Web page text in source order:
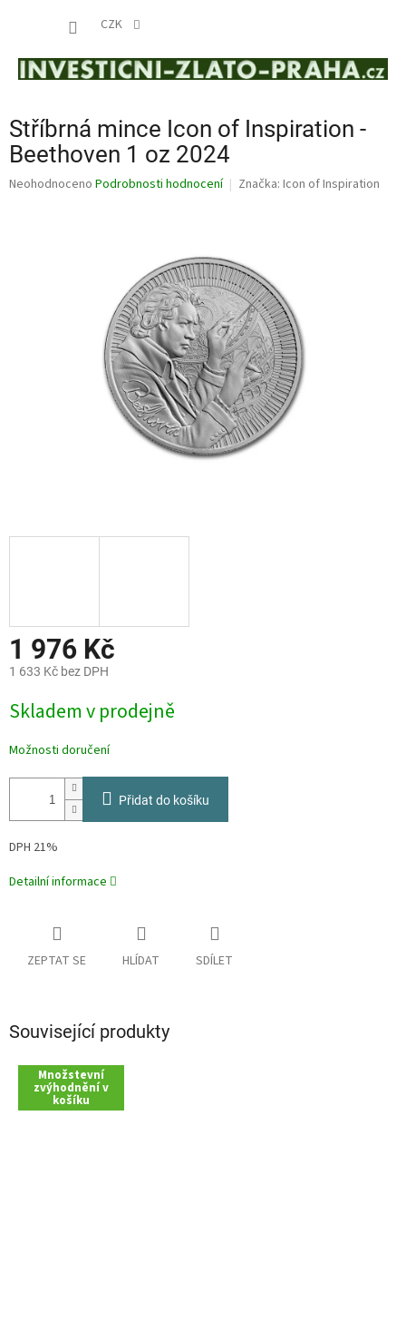
CZK
Stříbrná mince Icon of Inspiration -
Beethoven 1 oz 2024
Průměrné
Neohodnoceno Podrobnosti hodnocení Značka: Icon of Inspiration
1 976 Kč
1 633 Kč bez DPH
cena:
Skladem v prodejně
Možnosti doručení
Přidat do košíku
DPH 21%
Detailní informace
ZEPTAT SE HLÍDAT SDÍLET
Související produkty
Množstevní
zvýhodnění v
košíku